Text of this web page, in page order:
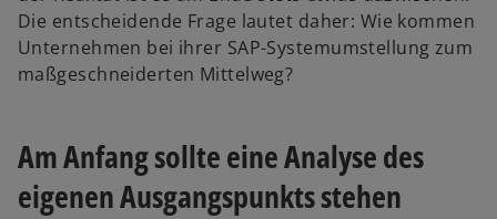
Die entscheidende Frage lautet daher: Wie kommen
Unternehmen bei ihrer SAP-Systemumstellung zum
maßgeschneiderten Mittelweg?
Am Anfang sollte eine Analyse des
eigenen Ausgangspunkts stehen